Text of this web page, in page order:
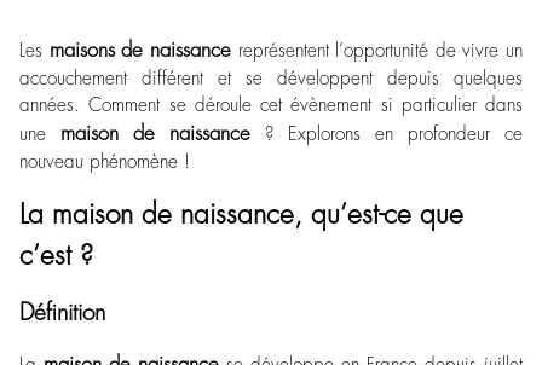
Les maisons de naissancereprésentent l’opportunité de vivre un
accouchement différent et se développent depuis quelques
années. Comment se déroule cet évènement si particulier dans
une maison de naissance ? Explorons en profondeur ce
nouveau phénomène !
La maison de naissance, qu’est-ce que
c’est ?
Définition